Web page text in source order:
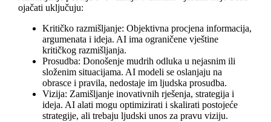
ojačati uključuju:
Kritičko razmišljanje: Objektivna procjena informacija,
argumenata i ideja. AI ima ograničene vještine
kritičkog razmišljanja.
Prosudba: Donošenje mudrih odluka u nejasnim ili
složenim situacijama. AI modeli se oslanjaju na
obrasce i pravila, nedostaje im ljudska prosudba.
Vizija: Zamišljanje inovativnih rješenja, strategija i
ideja. AI alati mogu optimizirati i skalirati postojeće
strategije, ali trebaju ljudski unos za pravu viziju.